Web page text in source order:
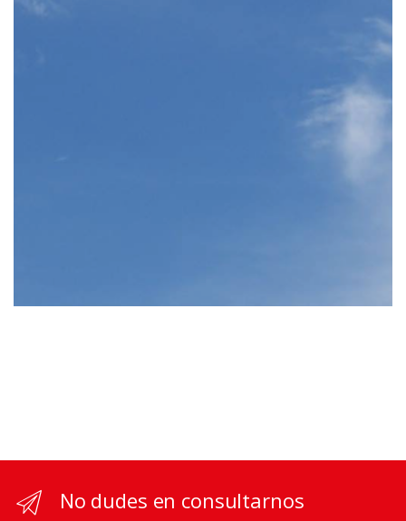
No dudes en consultarnos